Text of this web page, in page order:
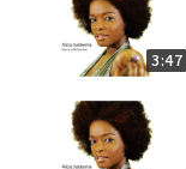
3:47